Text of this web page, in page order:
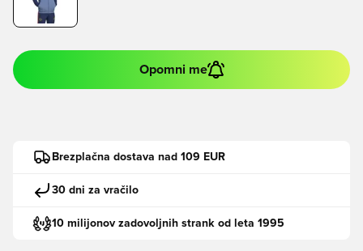
Opomni me
Brezplačna dostava nad 109 EUR
30 dni za vračilo
10 milijonov zadovoljnih strank od leta 1995